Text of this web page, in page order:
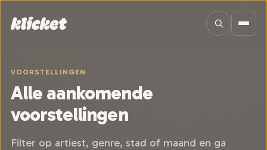
VOORSTELLINGEN
Alle aankomende
voorstellingen
Filter op artiest, genre, stad of maand en ga